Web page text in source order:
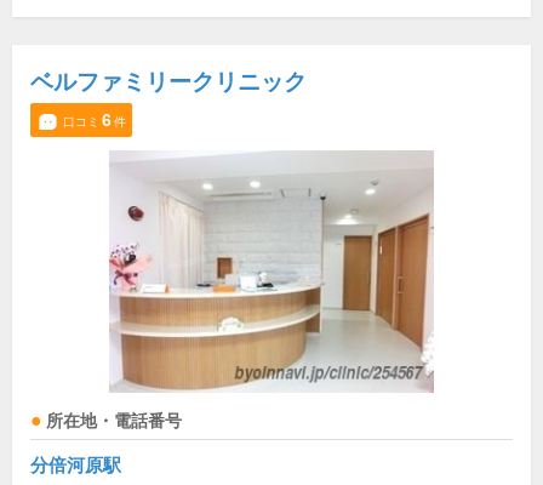
ベルファミリークリニック
口コミ 6件
所在地・電話番号
分倍河原駅